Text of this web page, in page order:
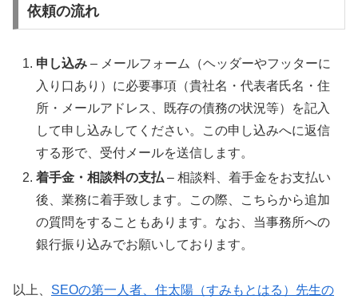
依頼の流れ
申し込み – メールフォーム（ヘッダーやフッターに
入り口あり）に必要事項（貴社名・代表者氏名・住
所・メールアドレス、既存の債務の状況等）を記入
して申し込みしてください。この申し込みへに返信
する形で、受付メールを送信します。
着手金・相談料の支払 – 相談料、着手金をお支払い
後、業務に着手致します。この際、こちらから追加
の質問をすることもあります。なお、当事務所への
銀行振り込みでお願いしております。
以上、 SEOの第一人者、住太陽（すみもとはる）先生の